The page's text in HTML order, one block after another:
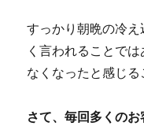
すっかり朝晩の冷
く言われることで
なくなったと感じる
さて、毎回多くの